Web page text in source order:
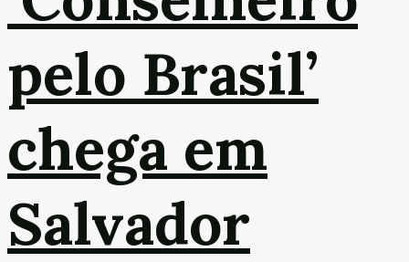
pelo Brasil’
chega em
Salvador